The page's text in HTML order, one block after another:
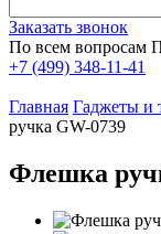
Заказать звонок
По всем вопросам
+7 (499) 348-11-41
Главная Гаджеты и
ручка GW-0739
Флешка